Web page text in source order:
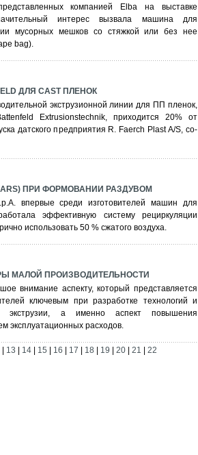
компанией Elba на выставке
интерес вызвала машина для
мусорных мешков со стяжкой или без нее
bag).
ДЛЯ CAST ПЛЕНОК
экструзионной линии для ПП пленок,
Extrusionstechnik, приходится 20% от
датского предприятия R. Faerch Plast A/S, со-
ПРИ ФОРМОВАНИИ РАЗДУВОМ
впервые среди изготовителей машин для
эффективную систему рециркуляции
использовать 50 % сжатого воздуха.
МАЛОЙ ПРОИЗВОДИТЕЛЬНОСТИ
внимание аспекту, который представляется
ключевым при разработке технологий и
экструзии, а именно аспект повышения
эксплуатационных расходов.
13 14| 15 16 17 18 19 20| 21 22